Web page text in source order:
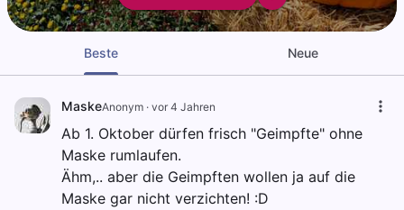
Beste Neue
MaskeAnonym · vor 4 Jahren
Ab 1. Oktober dürfen frisch "Geimpfte" ohne
Maske rumlaufen.
Ähm,.. aber die Geimpften wollen ja auf die
Maske gar nicht verzichten! :D